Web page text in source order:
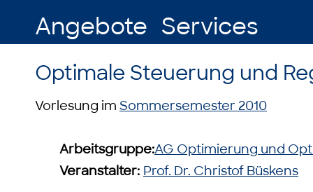
Angebote Services
Optimale Steuerung und
Vorlesung im Sommersemester 2010
Arbeitsgruppe:AG Optimierung und
Veranstalter: Prof. Dr. Christof Büskens